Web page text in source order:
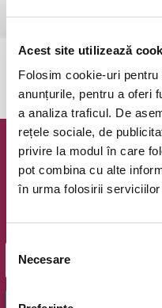
Acest site utilizează
Folosim cookie-uri
anunțurile, pentru a oferi
a analiza traficul. De
rețele sociale, de
privire la modul în care
pot combina cu alte
în urma folosirii serviciilor
Selecția
consimțământului
Necesare
Oferte exclusive si o
OK